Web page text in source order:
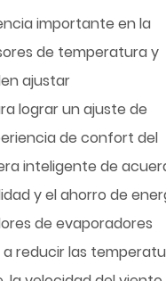
importante en la
de temperatura y
ajustar
lograr un ajuste de
de confort del
inteligente de
y el ahorro de
de evaporadores
reducir las